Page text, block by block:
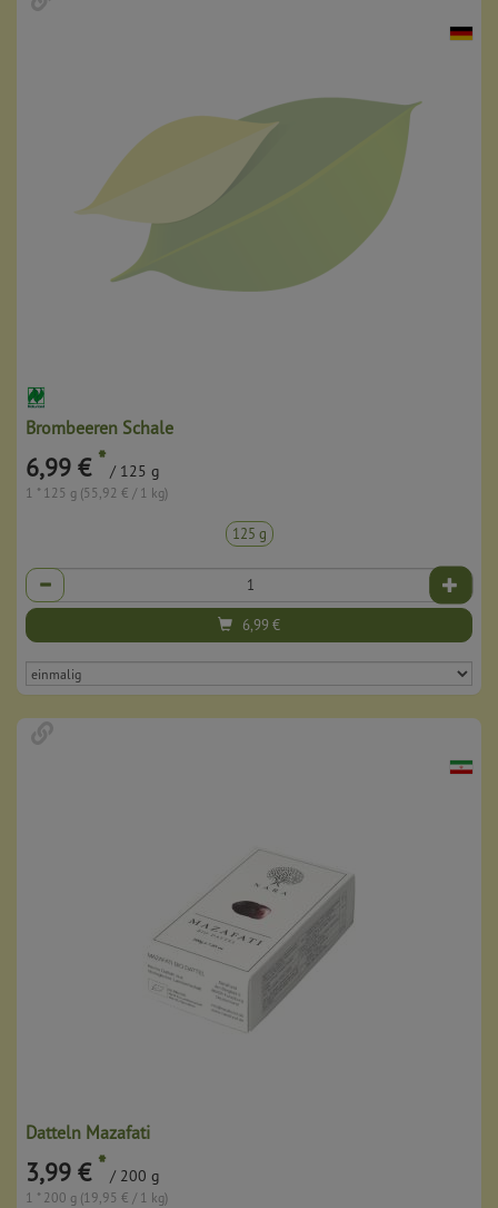
Brombeeren Schale
6,99 € * / 125 g
1 * 125 g (55,92 € / 1 kg)
125 g
Anzahl
6,99€
Datteln Mazafati
3,99 € * / 200 g
1 * 200 g (19,95 € / 1 kg)